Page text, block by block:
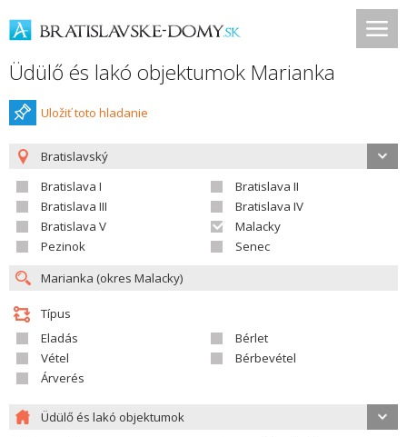
Üdülő és lakó objektumok Marianka
Uložiť toto hladanie
Bratislavský
Bratislava I
Bratislava II
Bratislava III
Bratislava IV
Bratislava V
Malacky
Pezinok
Senec
Típus
Eladás
Bérlet
Vétel
Bérbevétel
Árverés
Üdülő és lakó objektumok